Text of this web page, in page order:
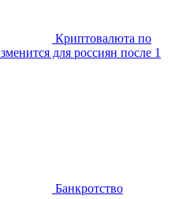
Криптовалюта по
для россиян после 1
Банкротство